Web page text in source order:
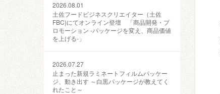
2026.08.01
土佐フードビジネスクリエイター（土佐
FBC)にてオンライン登壇 「商品開発・プ
ロモーション ‐パッケージを変え、商品価値
を上げる‐」
2026.07.27
止まった新規ラミネートフィルムパッケー
ジ、動き出す ～白黒パッケージが教えてく
れたこと～